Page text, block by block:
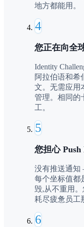
地方都能用。
4
您正在向全
Identity
阿拉伯语和希
文。无需应用
管理。相同的
工。
5
您担心
没有推送通知
每个坐标值都
毁,从不重用
耗尽疲惫员工
6